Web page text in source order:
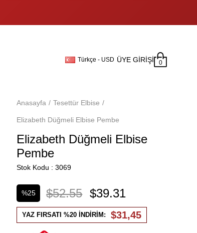
Türkçe - USD ÜYE GIRIŞI 0
Anasayfa Tesettür Elbise
Elizabeth Düğmeli Elbise Pembe
Elizabeth Düğmeli Elbise
Pembe
Stok Kodu 3069
%25
İndirim
$52.55 $39.31
YAZ FIRSATI %20 İNDİRİM: $31,45